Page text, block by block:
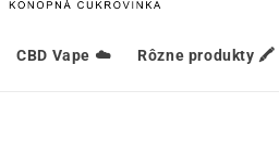
CBD Vape ☁️ Rôzne produkty 🖍️